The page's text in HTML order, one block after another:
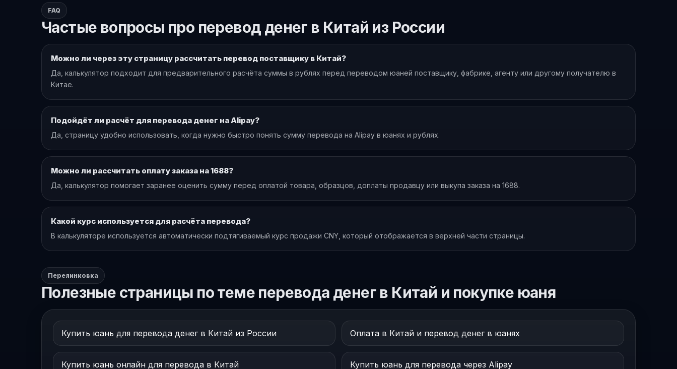
FAQ
Частые вопросы про перевод денег в Китай из России
Можно ли через эту страницу рассчитать перевод поставщику в Китай?
Да, калькулятор подходит для предварительного расчёта суммы в рублях перед переводом юаней поставщику, фабрике, агенту или другому получателю в
Китае.
Подойдёт ли расчёт для перевода денег на Alipay?
Да, страницу удобно использовать, когда нужно быстро понять сумму перевода на Alipay в юанях и рублях.
Можно ли рассчитать оплату заказа на 1688?
Да, калькулятор помогает заранее оценить сумму перед оплатой товара, образцов, доплаты продавцу или выкупа заказа на 1688.
Какой курс используется для расчёта перевода?
В калькуляторе используется автоматически подтягиваемый курс продажи CNY, который отображается в верхней части страницы.
Перелинковка
Полезные страницы по теме перевода денег в Китай и покупке юаня
Купить юань для перевода денег в Китай из России Оплата в Китай и перевод денег в юанях
Купить юань онлайн для перевода в Китай Купить юань для перевода через Alipay